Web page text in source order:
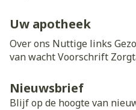
Uw apotheek
Over ons Nuttige links
van wachtVoorschrift
Nieuwsbrief
Blijf op de hoogte van